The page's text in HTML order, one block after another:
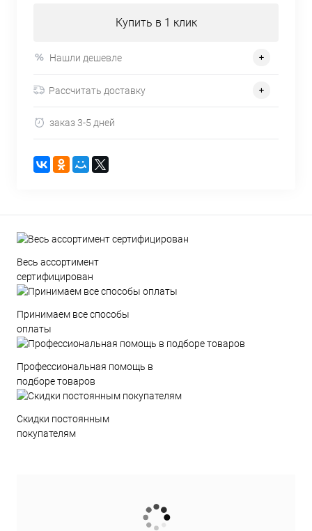
Купить в 1 клик
Нашли дешевле
Рассчитать доставку
заказ 3-5 дней
Весь ассортимент
сертифицирован
Принимаем все способы
оплаты
Профессиональная помощь в
подборе товаров
Скидки постоянным
покупателям